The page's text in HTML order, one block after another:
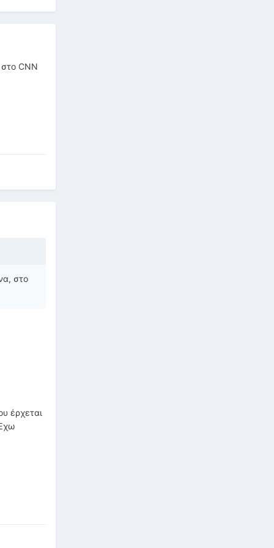
CNN
στο
έρχεται